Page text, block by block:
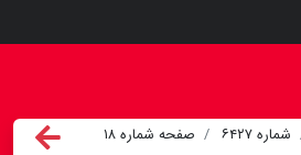
شماره ۶۴۲۷
صفحه شماره ۱۸